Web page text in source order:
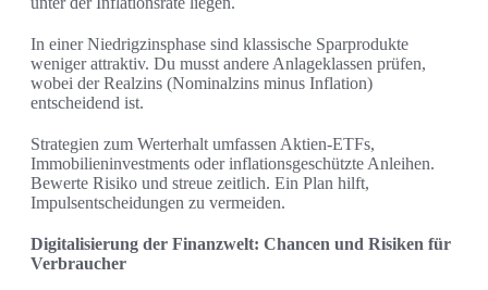
In einer Niedrigzinsphase sind klassische Sparprodukte
weniger attraktiv. Du musst andere Anlageklassen prüfen,
wobei der Realzins (Nominalzins minus Inflation)
entscheidend ist.
Strategien zum Werterhalt umfassen Aktien-ETFs,
Immobilieninvestments oder inflationsgeschützte Anleihen.
Bewerte Risiko und streue zeitlich. Ein Plan hilft,
Impulsentscheidungen zu vermeiden.
Digitalisierung der Finanzwelt: Chancen und Risiken für
Verbraucher